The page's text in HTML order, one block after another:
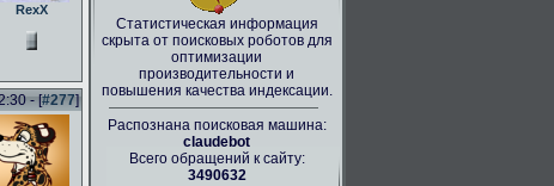
RexX
- [#277]
Статистическая информация
скрыта от поисковых роботов для
оптимизации
производительности и
повышения качества индексации.
Распознана поисковая машина:
claudebot
Всего обращений к сайту:
3490632